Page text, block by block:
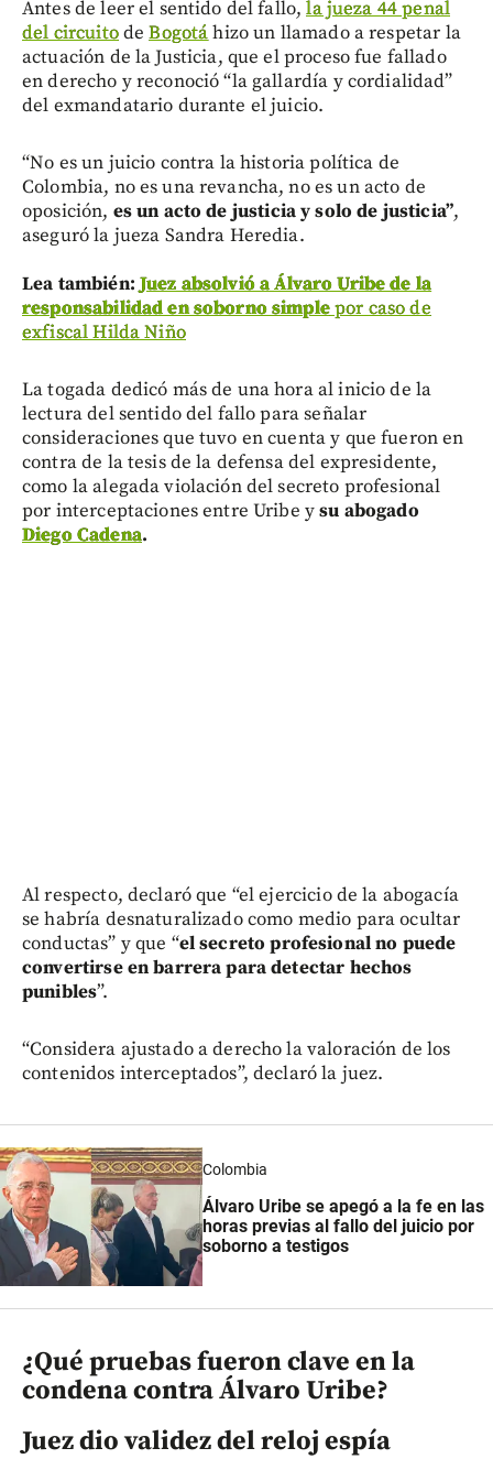
Antes de leer el sentido del fallo,la jueza 44 penal
del circuitodeBogotáhizo un llamado a respetar la
actuación de la Justicia, que el proceso fue fallado
en derecho y reconoció “la gallardía y cordialidad”
del exmandatario durante el juicio.
“No es un juicio contra la historia política de
Colombia, no es una revancha, no es un acto de
oposición, es un acto de justicia y solo de justicia”,
aseguró la jueza Sandra Heredia.
Lea también:Juez absolvió a Álvaro Uribe de la
responsabilidad en soborno simplepor caso de
exfiscal Hilda Niño
La togada dedicó más de una hora al inicio de la
lectura del sentido del fallo para señalar
consideraciones que tuvo en cuenta y que fueron en
contra de la tesis de la defensa del expresidente,
como la alegada violación del secreto profesional
por interceptaciones entre Uribe ysu abogado
Diego Cadena.
Al respecto, declaró que “el ejercicio de la abogacía
se habría desnaturalizado como medio para ocultar
conductas” y que “el secreto profesional no puede
convertirse en barrera para detectar hechos
punibles”.
“Considera ajustado a derecho la valoración de los
contenidos interceptados”, declaró la juez.
Colombia
Álvaro Uribe se apegó a la fe en las
horas previas al fallo del juicio por
soborno a testigos
¿Qué pruebas fueron clave en la
condena contra Álvaro Uribe?
Juez dio validez del reloj espía